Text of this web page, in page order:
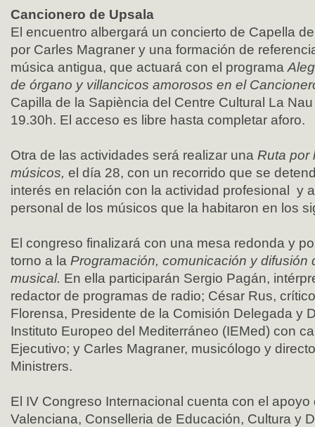
Cancionero de Upsala
El encuentro albergará un concierto de Capella
por Carles Magraner y una formación de
música antigua, que actuará con el programa
de órgano y villancicos amorosos en el
Capilla de la Sapiència del Centre Cultural La
19.30h. El acceso es libre hasta completar aforo.
Otra de las actividades será realizar una Ruta por
músicos, el día 28, con un recorrido que se
interés en relación con la actividad profesional y
personal de los músicos que la habitaron en los
El congreso finalizará con una mesa redonda y
torno a la Programación, comunicación y difusión
musical. En ella participarán Sergio Pagán,
redactor de programas de radio; César Rus,
Florensa, Presidente de la Comisión Delegada y
Instituto Europeo del Mediterráneo (IEMed) con
Ejecutivo; y Carles Magraner, musicólogo y
Ministrers.
El IV Congreso Internacional cuenta con el apoyo
Valenciana, Conselleria de Educación, Cultura y